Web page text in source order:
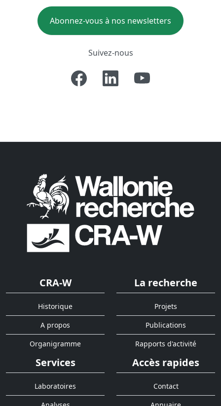
Abonnez-vous à nos newsletters
Suivez-nous
CRA-W
Historique
A propos
Organigramme
La recherche
Projets
Publications
Rapports d'activité
Services
Laboratoires
Accès rapides
Contact